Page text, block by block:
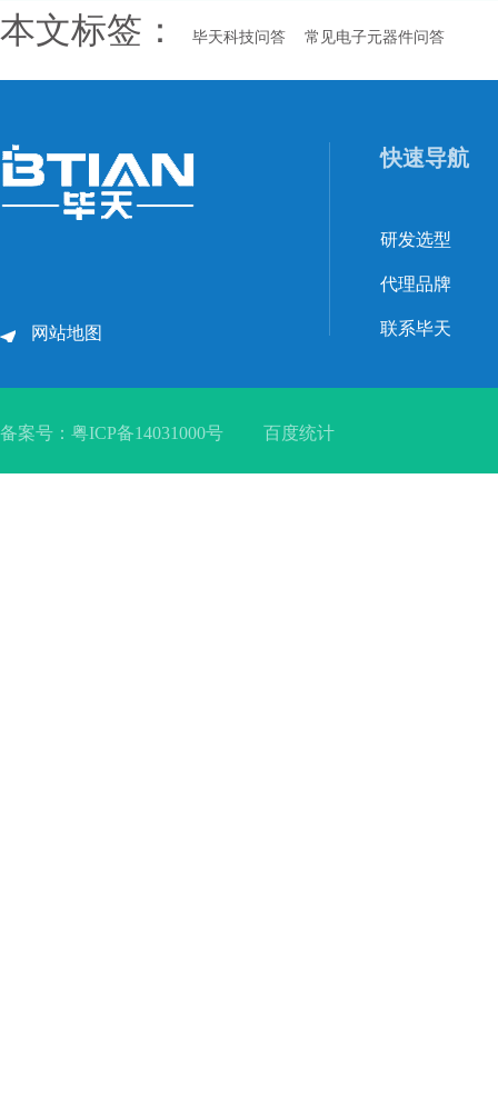
本文标签： 毕天科技问答 常见电子元器件问答
网站地图
快速导航
研发选型
代理品牌
联系毕天
备案号： 粤ICP备14031000号 百度统计